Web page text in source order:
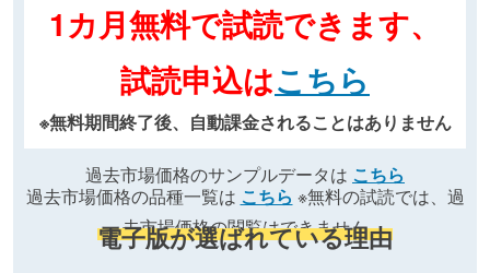
1カ月無料で試読できます、
試読申込はこちら
※無料期間終了後、自動課金されることはありません
過去市場価格のサンプルデータは こちら
過去市場価格の品種一覧は こちら ※無料の試読では、過
去市場価格の閲覧はできません
電子版が選ばれている理由